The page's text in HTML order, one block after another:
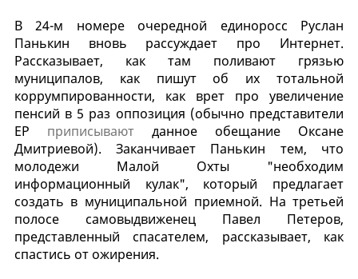
В 24-м номере очередной единоросс Руслан
Панькин вновь рассуждает про Интернет.
Рассказывает, как там поливают грязью
муниципалов, как пишут об их тотальной
коррумпированности, как врет про увеличение
пенсий в 5 раз оппозиция (обычно представители
ЕР приписываютданное обещание Оксане
Дмитриевой). Заканчивает Панькин тем, что
молодежи Малой Охты "необходим
информационный кулак", который предлагает
создать в муниципальной приемной. На третьей
полосе самовыдвиженец Павел Петеров,
представленный спасателем, рассказывает, как
спастись от ожирения.